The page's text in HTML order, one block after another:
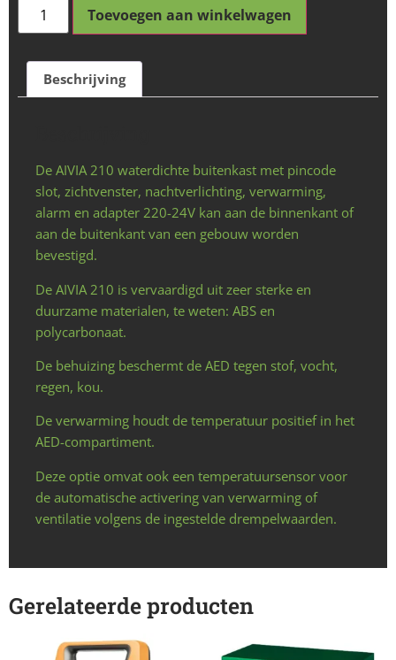
Toevoegen aan winkelwagen
Beschrijving
De AIVIA 210 waterdichte buitenkast met pincode
slot, zichtvenster, nachtverlichting, verwarming,
alarm en adapter 220-24V kan aan de binnenkant of
aan de buitenkant van een gebouw worden
bevestigd.
De AIVIA 210 is vervaardigd uit zeer sterke en
duurzame materialen, te weten: ABS en
polycarbonaat.
De behuizing beschermt de AED tegen stof, vocht,
regen, kou.
De verwarming houdt de temperatuur positief in het
AED-compartiment.
Deze optie omvat ook een temperatuursensor voor
de automatische activering van verwarming of
ventilatie volgens de ingestelde drempelwaarden.
Gerelateerde producten